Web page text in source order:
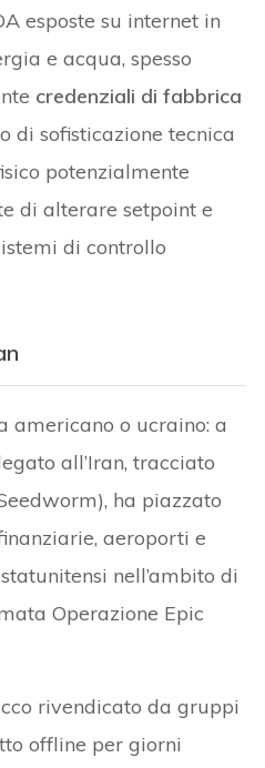
esposte su internet in
e acqua, spesso
credenziali di fabbrica
di sofisticazione tecnica
potenzialmente
di alterare setpoint e
di controllo
americano o ucraino: a
all’Iran, tracciato
ha piazzato
aeroporti e
nell’ambito di
Operazione Epic
rivendicato da gruppi
offline per giorni